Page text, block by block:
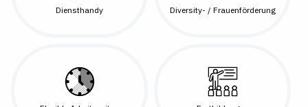
Diensthandy Diversity- / Frauenförderung